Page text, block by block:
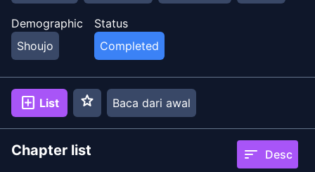
Demographic
Shoujo
Status
Completed
add_box List star Baca dari awal
Chapter list sort Desc